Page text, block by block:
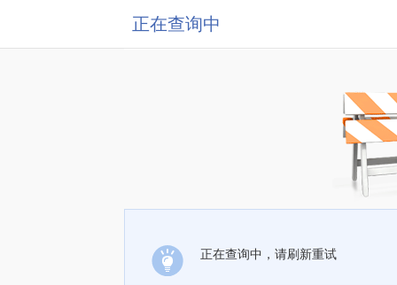
正在查询中
正在查询中，请刷新重试